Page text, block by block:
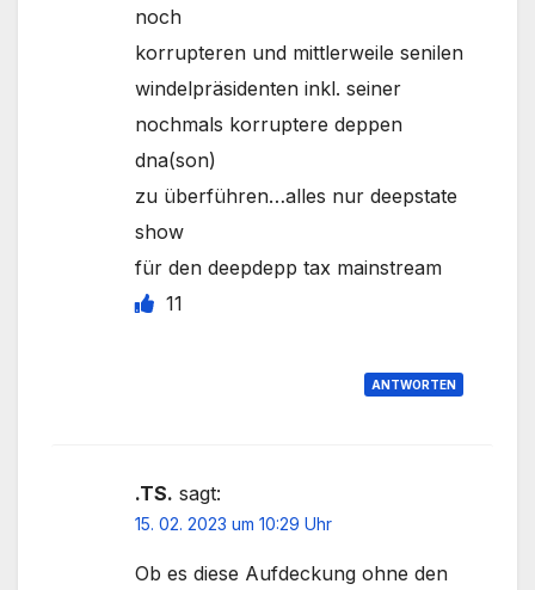
noch
korrupteren und mittlerweile senilen
windelpräsidenten inkl. seiner
nochmals korruptere deppen
dna(son)
zu überführen…alles nur deepstate
show
für den deepdepp tax mainstream
11
ANTWORTEN
.TS. sagt:
15. 02. 2023 um 10:29 Uhr
Ob es diese Aufdeckung ohne den